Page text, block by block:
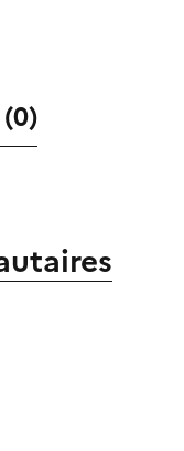
(0)